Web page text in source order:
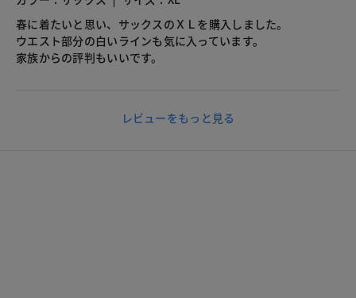
春に着たいと思い、サックスのＸＬを購入しました。
ウエスト部分の白いラインも気に入っています。
家族からの評判もいいです。
レビューをもっと見る